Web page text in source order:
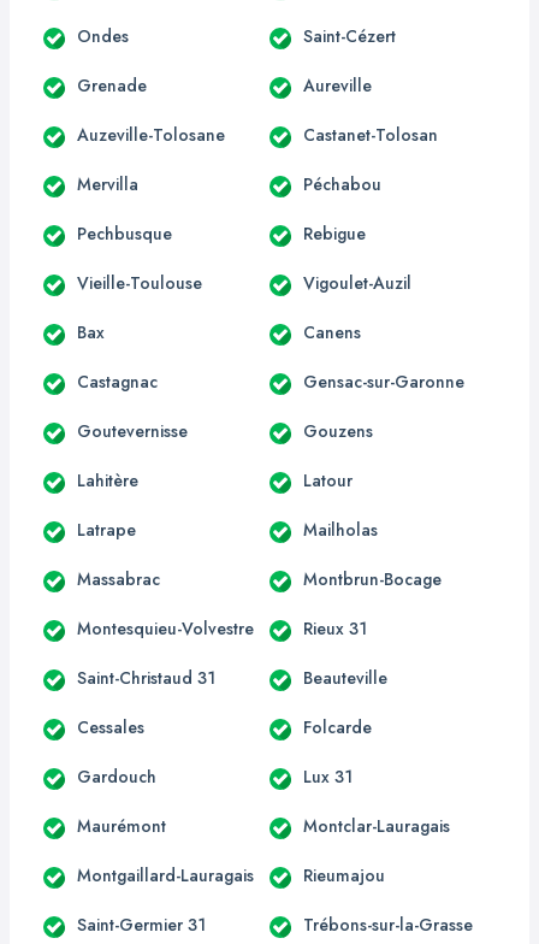
Ondes Saint-Cézert
Grenade Aureville
Auzeville-Tolosane Castanet-Tolosan
Mervilla Péchabou
Pechbusque Rebigue
Vieille-Toulouse Vigoulet-Auzil
Bax Canens
Castagnac Gensac-sur-Garonne
Goutevernisse Gouzens
Lahitère Latour
Latrape Mailholas
Massabrac Montbrun-Bocage
Montesquieu-Volvestre Rieux 31
Saint-Christaud 31 Beauteville
Cessales Folcarde
Gardouch Lux 31
Maurémont Montclar-Lauragais
Montgaillard-Lauragais Rieumajou
Saint-Germier 31 Trébons-sur-la-Grasse